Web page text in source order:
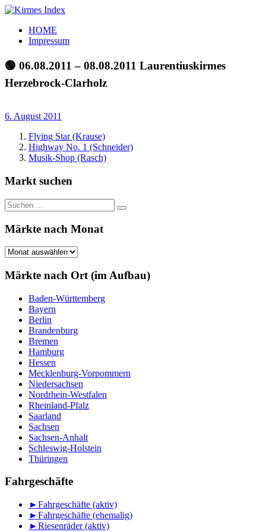
Zum
springen
Kirmes
Index
Tourpläne
der
letzten
Jahre
HOME
Impressum
🟢 06.08.2011 – 08.08.2011 Laurentiuskirmes
Herzebrock-Clarholz
6. August 2011
Flying Star (Krause)
Highway No. 1 (Schneider)
Musik-Shop (Rasch)
Markt suchen
Suchen
nach:
Suchen
Märkte nach Monat
Märkte
Monat
Märkte nach Ort (im Aufbau)
Baden-Württemberg
Bayern
Berlin
Brandenburg
Bremen
Hamburg
Hessen
Mecklenburg-Vorpommern
Niedersachsen
Nordrhein-Westfalen
Rheinland-Pfalz
Saarland
Sachsen
Sachsen-Anhalt
Schleswig-Holstein
Thüringen
Fahrgeschäfte
►Fahrgeschäfte (aktiv)
►Fahrgeschäfte (ehemalig)
►Riesenräder (aktiv)